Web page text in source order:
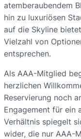
atemberaubendem
hin zu luxuriösen
auf die Skyline
Vielzahl von
entsprechen.
Als AAA-Mitglied
herzlichen
Reservierung noch
Engagement für ein
Verhältnis spiegelt
wider, die nur AAA-